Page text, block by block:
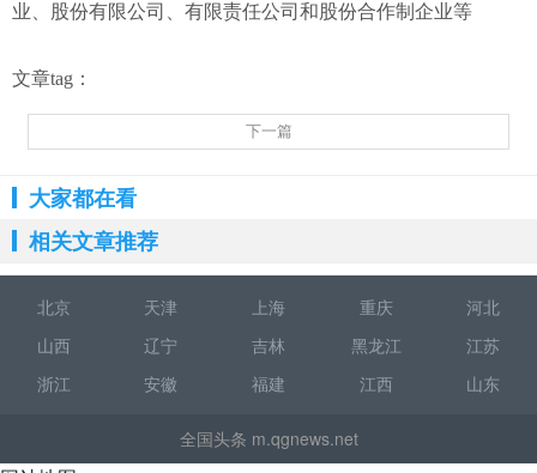
业、股份有限公司、有限责任公司和股份合作制企业等
文章tag：
下一篇
大家都在看
相关文章推荐
北京 天津 上海 重庆
河北
山西
辽宁 吉林 黑龙江
江苏
浙江
安徽 福建 江西 山东
全国头条 m.qgnews.net